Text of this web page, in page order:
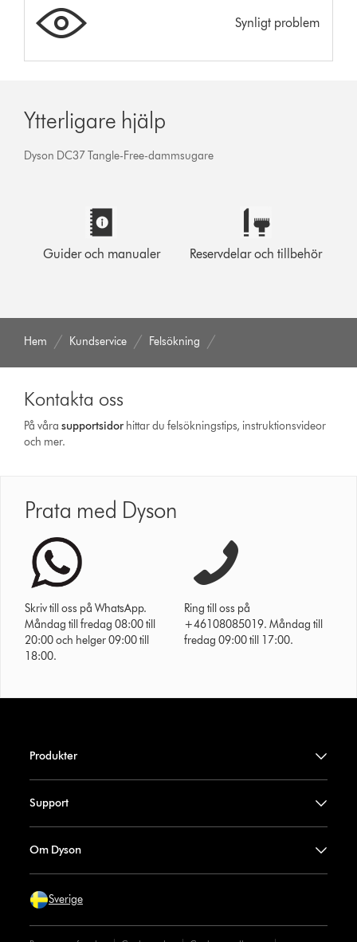
Synligt problem
Ytterligare hjälp
Dyson DC37 Tangle-Free-dammsugare
Guider och manualer Reservdelar och tillbehör
Hem Kundservice Felsökning
Kontakta oss
På vårasupport­sidor hittar du felsökningstips, instruktionsvideor
och mer.
Prata med Dyson
Skriv till oss på WhatsApp.
Måndag till fredag 08:00 till
20:00 och helger 09:00 till
18:00.
Ring till oss på
+46108085019. Måndag till
fredag 09:00 till 17:00.
Produkter
Support
Om Dyson
Sverige